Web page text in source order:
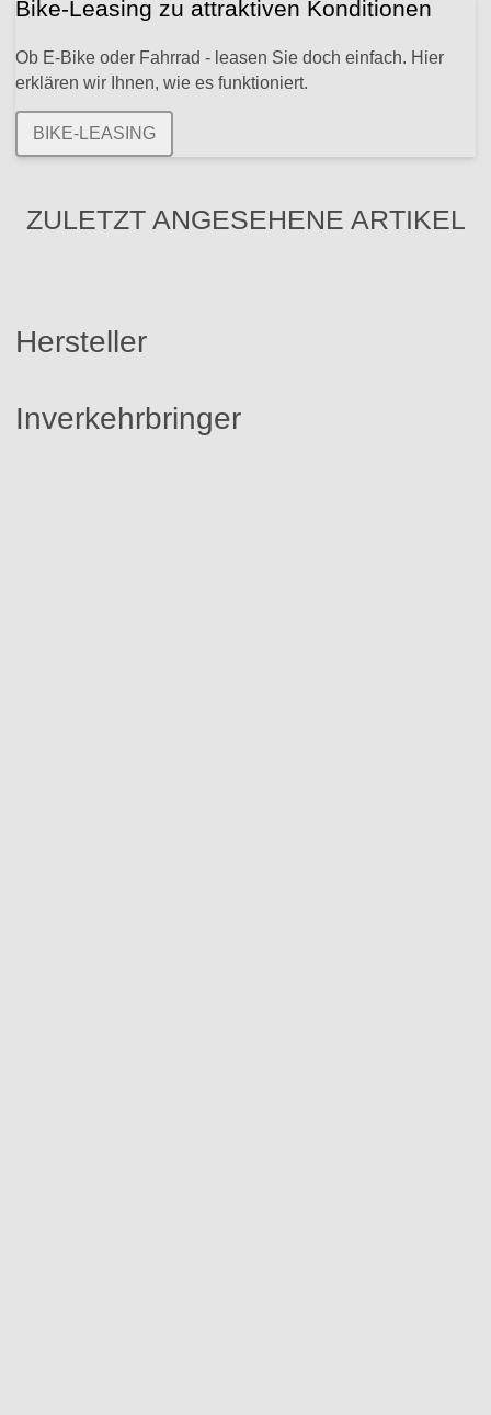
Bike-Leasing zu attraktiven Konditionen
Ob E-Bike oder Fahrrad - leasen Sie doch einfach. Hier
erklären wir Ihnen, wie es funktioniert.
BIKE-LEASING
ZULETZT ANGESEHENE ARTIKEL
Hersteller
Inverkehrbringer